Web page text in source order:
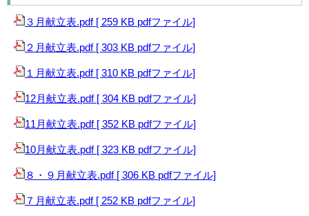
３月献立表.pdf [ 259 KB pdfファイル]
２月献立表.pdf [ 303 KB pdfファイル]
１月献立表.pdf [ 310 KB pdfファイル]
12月献立表.pdf [ 304 KB pdfファイル]
11月献立表.pdf [ 352 KB pdfファイル]
10月献立表.pdf [ 323 KB pdfファイル]
８・９月献立表.pdf [ 306 KB pdfファイル]
７月献立表.pdf [ 252 KB pdfファイル]